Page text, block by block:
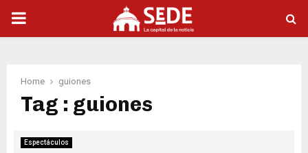
PRIMARY
Home guiones
Tag : guiones
Espectáculos